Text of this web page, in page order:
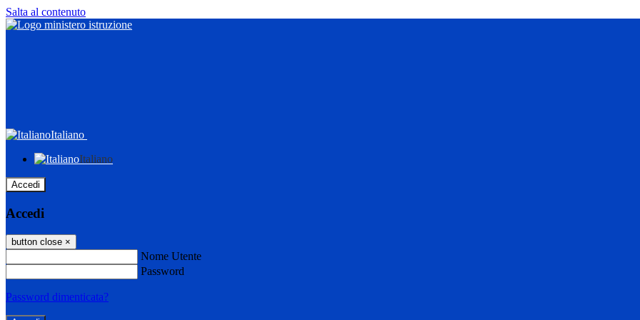
Salta al contenuto
Italiano
Italiano
Accedi
Accedi
button close ×
Nome Utente
Password
Password dimenticata?